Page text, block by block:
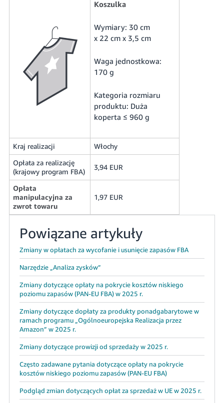
Koszulka
Wymiary: 30 cm
x 22 cm x 3,5 cm
Waga jednostkowa:
170 g
Kategoria rozmiaru
produktu: Duża
koperta ≤ 960 g
Kraj realizacji
Włochy
Opłata za realizację
(krajowy program FBA)
3,94 EUR
Opłata
manipulacyjna za
zwrot towaru
1,97 EUR
Powiązane artykuły
Zmiany w opłatach za wycofanie i usunięcie zapasów FBA
Narzędzie „Analiza zysków”
Zmiany dotyczące opłaty na pokrycie kosztów niskiego
poziomu zapasów (PAN-EU FBA) w 2025 r.
Zmiany dotyczące dopłaty za produkty ponadgabarytowe w
ramach programu „Ogólnoeuropejska Realizacja przez
Amazon” w 2025 r.
Zmiany dotyczące prowizji od sprzedaży w 2025 r.
Często zadawane pytania dotyczące opłaty na pokrycie
kosztów niskiego poziomu zapasów (PAN-EU FBA)
Podgląd zmian dotyczących opłat za sprzedaż w UE w 2025 r.